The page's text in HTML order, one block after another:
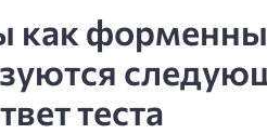
как
теста